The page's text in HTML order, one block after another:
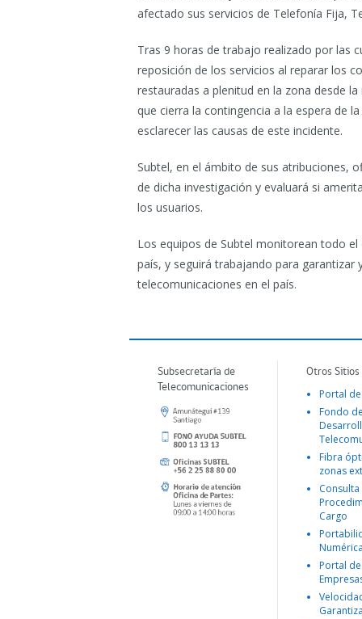
afectado sus servicios de Telefonía Fija,
Tras 9 horas de trabajo realizado por las
reposición de los servicios al reparar los
restauradas a plenitud en la zona desde
que cierra la contingencia a la espera de
esclarecer las causas de este incidente.
Subtel, en el ámbito de sus atribuciones,
de dicha investigación y evaluará si
los usuarios.
Los equipos de Subtel monitorean todo
país, y seguirá trabajando para garantizar
telecomunicaciones en el país.
Subsecretaría de
Telecomunicaciones
Otros
Portal
Fondo
Fibra
zonas
Consulta
Cargo
Portal